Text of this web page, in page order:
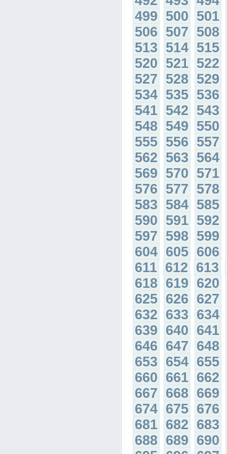
499 500 501
506 507 508
513 514 515
520 521 522
527 528 529
534 535 536
541 542 543
548 549 550
555 556 557
562 563 564
569 570 571
576 577 578
583 584 585
590 591 592
597 598 599
604 605 606
611 612 613
618 619 620
625 626 627
632 633 634
639 640 641
646 647 648
653 654 655
660 661 662
667 668 669
674 675 676
681 682 683
688 689 690